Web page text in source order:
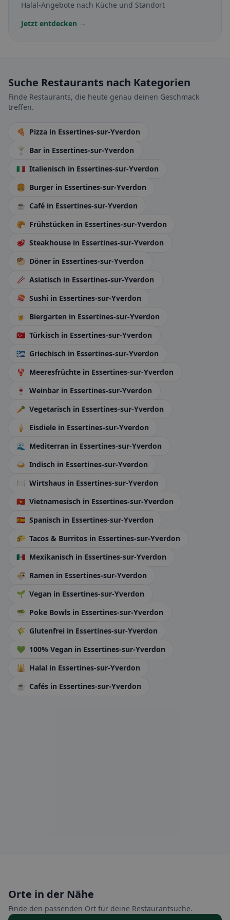
Halal-Angebote nach Küche und Standort
Jetzt entdecken →
Suche Restaurants nach Kategorien
Finde Restaurants, die heute genau deinen Geschmack
treffen.
🍕 Pizza in Essertines-sur-Yverdon
🍸 Bar in Essertines-sur-Yverdon
🇮🇹 Italienisch in Essertines-sur-Yverdon
🍔 Burger in Essertines-sur-Yverdon
☕ Café in Essertines-sur-Yverdon
🥐 Frühstücken in Essertines-sur-Yverdon
🥩 Steakhouse in Essertines-sur-Yverdon
🥙 Döner in Essertines-sur-Yverdon
🥢 Asiatisch in Essertines-sur-Yverdon
🍣 Sushi in Essertines-sur-Yverdon
🍺 Biergarten in Essertines-sur-Yverdon
🇹🇷 Türkisch in Essertines-sur-Yverdon
🇬🇷 Griechisch in Essertines-sur-Yverdon
🦞 Meeresfrüchte in Essertines-sur-Yverdon
🍷
Weinbar in Essertines-sur-Yverdon
🥕 Vegetarisch in Essertines-sur-Yverdon
🍦
Eisdiele in Essertines-sur-Yverdon
🌊
Mediterran in Essertines-sur-Yverdon
🍛 Indisch in Essertines-sur-Yverdon
🍽️ Wirtshaus in Essertines-sur-Yverdon
🇻🇳 Vietnamesisch in Essertines-sur-Yverdon
🇪🇸 Spanisch in Essertines-sur-Yverdon
🌮 Tacos & Burritos in Essertines-sur-Yverdon
🇲🇽 Mexikanisch in Essertines-sur-Yverdon
🍜 Ramen in Essertines-sur-Yverdon
🌱 Vegan in Essertines-sur-Yverdon
🥗 Poke Bowls in Essertines-sur-Yverdon
🌾 Glutenfrei in Essertines-sur-Yverdon
💚 100% Vegan in Essertines-sur-Yverdon
🕌 Halal in Essertines-sur-Yverdon
☕ Cafés in Essertines-sur-Yverdon
Orte in der Nähe
Finde den passenden Ort für deine Restaurantsuche.